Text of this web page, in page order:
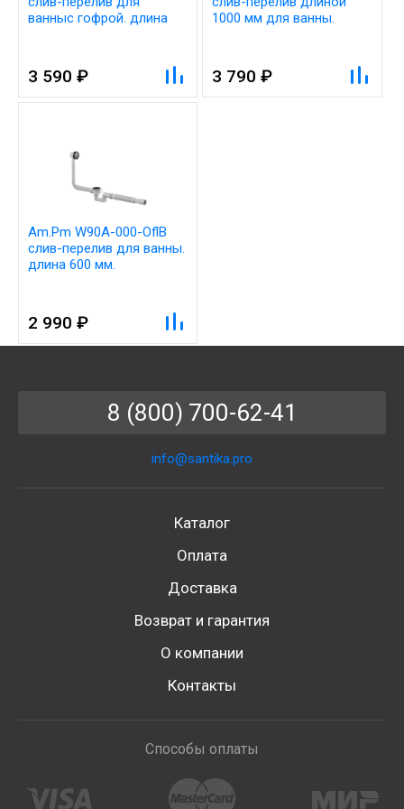
ванныс гофрой. длина
3 590 ₽
1000 мм для ванны.
3 790 ₽
Am.Pm W90A-000-OflB
слив-перелив для ванны.
длина 600 мм.
2 990 ₽
8 (800) 700-62-41
info@santika.pro
Каталог
Оплата
Доставка
Возврат и гарантия
О компании
Контакты
Способы оплаты